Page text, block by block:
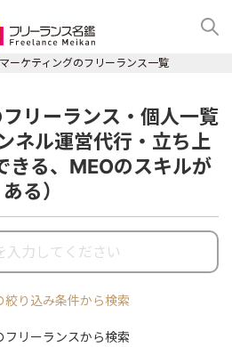
マーケティングのフリーランス一覧
リーランス・個人一覧
ネル運営代行・立ち上
きる、MEOのスキルが
ある）
絞り込み条件から検索
フリーランスから検索